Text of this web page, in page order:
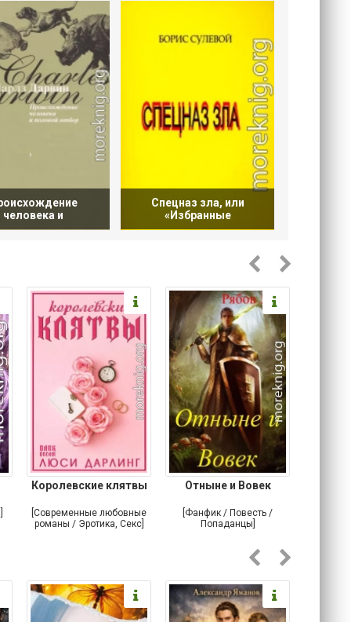
человека и
Спецназ зла, или
«Избранные
Королевские клятвы
[Современные любовные
романы / Эротика, Секс]
Отныне и Вовек
[Фанфик / Повесть /
Попаданцы]